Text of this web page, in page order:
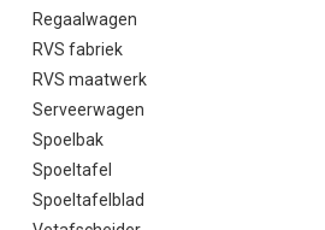
Regaalwagen
RVS fabriek
RVS maatwerk
Serveerwagen
Spoelbak
Spoeltafel
Spoeltafelblad